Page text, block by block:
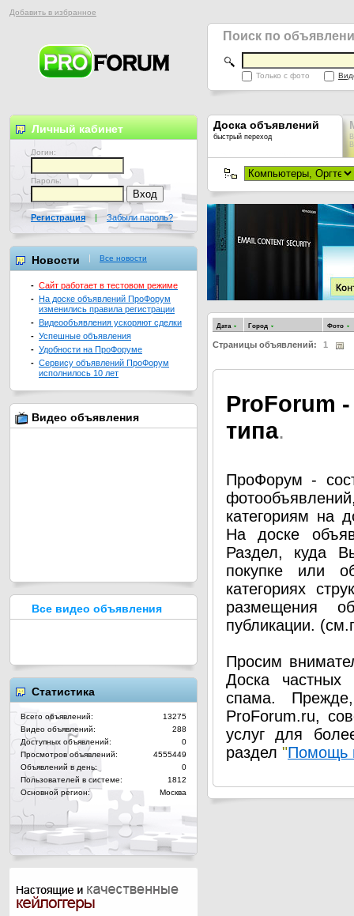
Добавить в избранное
Поиск по
Только с фото
Доска объявлений
быстрый переход
Дата Город Фото
Страницы объявлений: 1
ProForum
типа.
ПроФорум -
категориям на
На доске
Раздел, куда
покупке или
категориях
размещения
публикации.
Просим
Доска частных
спама.
ProForum.ru,
услуг для
раздел "Помощь
Личный кабинет
Логин:
Пароль:
Регистрация | Забыли пароль?
Новости Все новости
- Сайт работает в тестовом режиме
- На доске объявлений ПроФорум
изменились правила регистрации
- Видеообъявления ускоряют сделки
- Успешные объявления
- Удобности на ПроФоруме
- Сервису объявлений ПроФорум
исполнилось 10 лет
Видео объявления
Все видео объявления
Статистика
Всего объявлений:
13275
Видео объявлений:
288
Доступных объявлений:
0
Просмотров объявлений:
4555449
Объявлений в день:
0
Пользователей в системе:
1812
Основной регион:
Москва